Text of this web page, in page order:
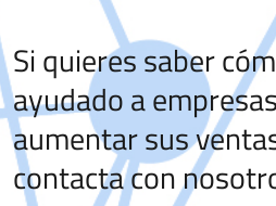
Si quieres saber
ayudado a
aumentar sus
contacta con